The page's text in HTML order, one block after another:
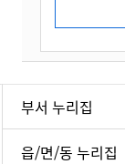
부서 누리집
읍/면/동 누리집